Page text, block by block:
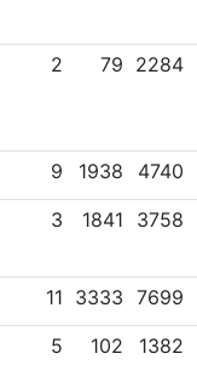
2 79 2284
9 1938 4740
3 1841 3758
11 3333 7699
5 102 1382